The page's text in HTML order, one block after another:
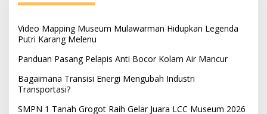
Video Mapping Museum Mulawarman Hidupkan Legenda
Putri Karang Melenu
Panduan Pasang Pelapis Anti Bocor Kolam Air Mancur
Bagaimana Transisi Energi Mengubah Industri
Transportasi?
SMPN 1 Tanah Grogot Raih Gelar Juara LCC Museum 2026